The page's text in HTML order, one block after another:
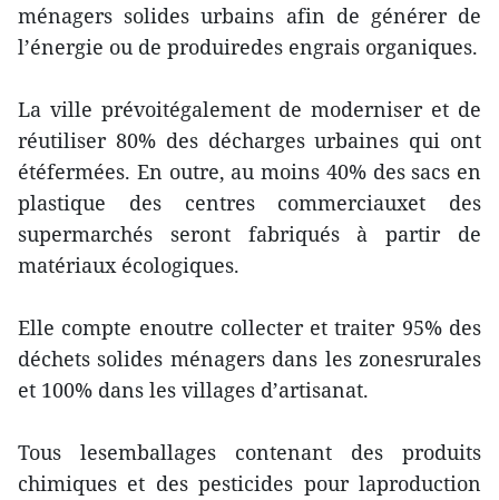
ménagers solides urbains afin de générer de
l’énergie ou de produiredes engrais organiques.
La ville prévoitégalement de moderniser et de
réutiliser 80% des décharges urbaines qui ont
étéfermées. En outre, au moins 40% des sacs en
plastique des centres commerciauxet des
supermarchés seront fabriqués à partir de
matériaux écologiques.
Elle compte enoutre collecter et traiter 95% des
déchets solides ménagers dans les zonesrurales
et 100% dans les villages d’artisanat.
Tous lesemballages contenant des produits
chimiques et des pesticides pour laproduction